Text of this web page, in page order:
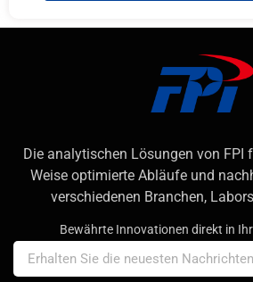
Die analytischen Lösungen von FPI
Weise optimierte Abläufe und
verschiedenen Branchen,
Bewährte Innovationen direkt in